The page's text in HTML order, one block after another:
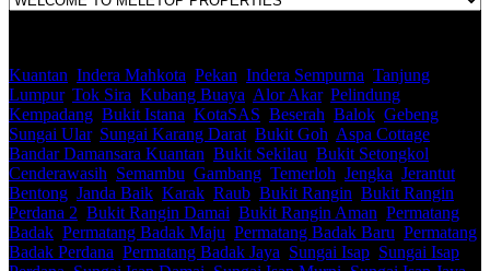
Kuantan Indera Mahkota Pekan Indera Sempurna Tanjung
Lumpur, Tok Sira Kubang Buaya Alor Akar, Pelindung
Kempadang Bukit Istana KotaSAS Beserah Balok Gebeng
Sungai Ular, Sungai Karang Darat Bukit Goh Aspa Cottage
Bandar Damansara Kuantan Bukit Sekilau Bukit Setongkol
Cenderawasih Semambu Gambang Temerloh Jengka Jerantut
Bentong Janda Baik Karak Raub Bukit Rangin Bukit Rangin
Perdana 2 Bukit Rangin Damai Bukit Rangin Aman Permatang
Badak Permatang Badak Maju Permatang Badak Baru Permatang
Badak Perdana Permatang Badak Jaya Sungai Isap Sungai Isap